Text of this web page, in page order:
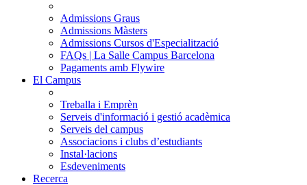
Admissions Graus
Admissions Màsters
Admissions Cursos d'Especialització
FAQs | La Salle Campus Barcelona
Pagaments amb Flywire
El Campus
Treballa i Emprèn
Serveis d'informació i gestió acadèmica
Serveis del campus
Associacions i clubs d’estudiants
Instal·lacions
Esdeveniments
Recerca